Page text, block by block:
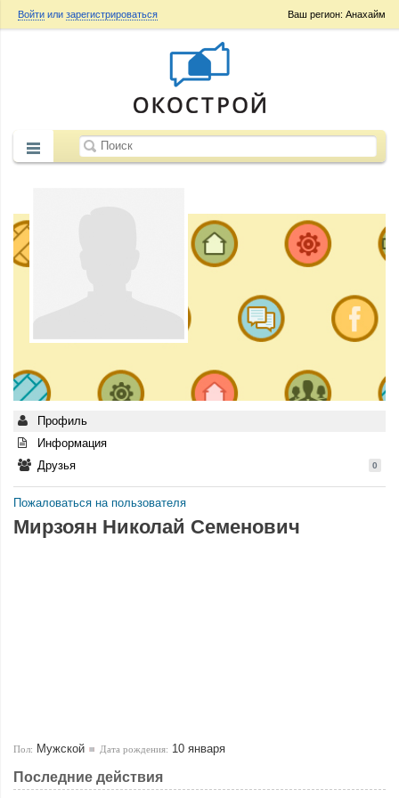
Ваш регион: Анахайм
Войти или зарегистрироваться
Профиль
Информация
Друзья
0
Пожаловаться на пользователя
Мирзоян Николай Семенович
Пол: Мужской Дата рождения: 10 января
Последние действия